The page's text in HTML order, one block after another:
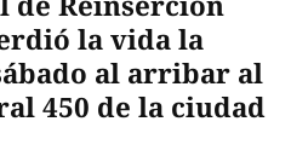
la vida la
al arribar al
450 de la ciudad